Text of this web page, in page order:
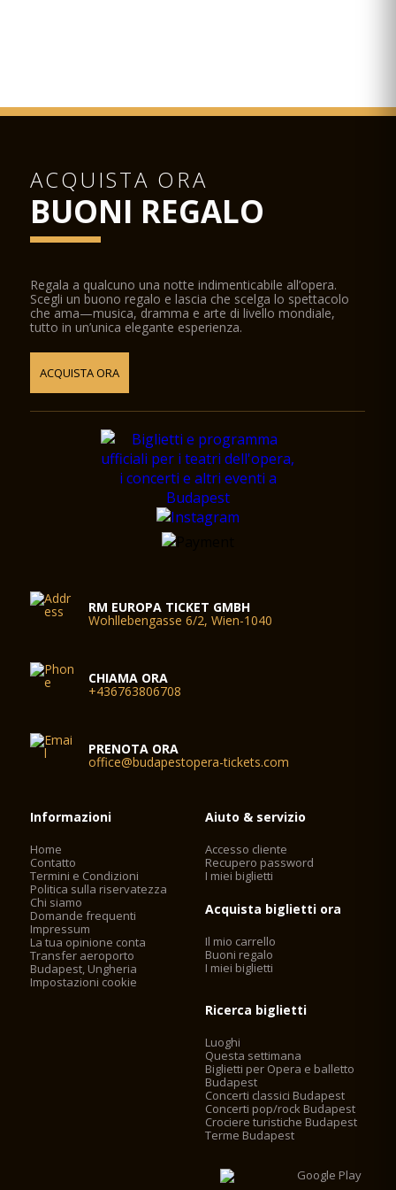
ACQUISTA ORA
BUONI REGALO
Regala a qualcuno una notte indimenticabile all’opera.
Scegli un buono regalo e lascia che scelga lo spettacolo
che ama—musica, dramma e arte di livello mondiale,
tutto in un’unica elegante esperienza.
ACQUISTA ORA
RM EUROPA TICKET GMBH
Wohllebengasse 6/2, Wien-1040
CHIAMA ORA
+436763806708
PRENOTA ORA
office@budapestopera-tickets.com
Informazioni
Home
Contatto
Termini e Condizioni
Politica sulla riservatezza
Chi siamo
Domande frequenti
Impressum
La tua opinione conta
Transfer aeroporto
Budapest, Ungheria
Impostazioni cookie
Aiuto & servizio
Accesso cliente
Recupero password
I miei biglietti
Acquista biglietti ora
Il mio carrello
Buoni regalo
I miei biglietti
Ricerca biglietti
Luoghi
Questa settimana
Biglietti per Opera e balletto
Budapest
Concerti classici Budapest
Concerti pop/rock Budapest
Crociere turistiche Budapest
Terme Budapest